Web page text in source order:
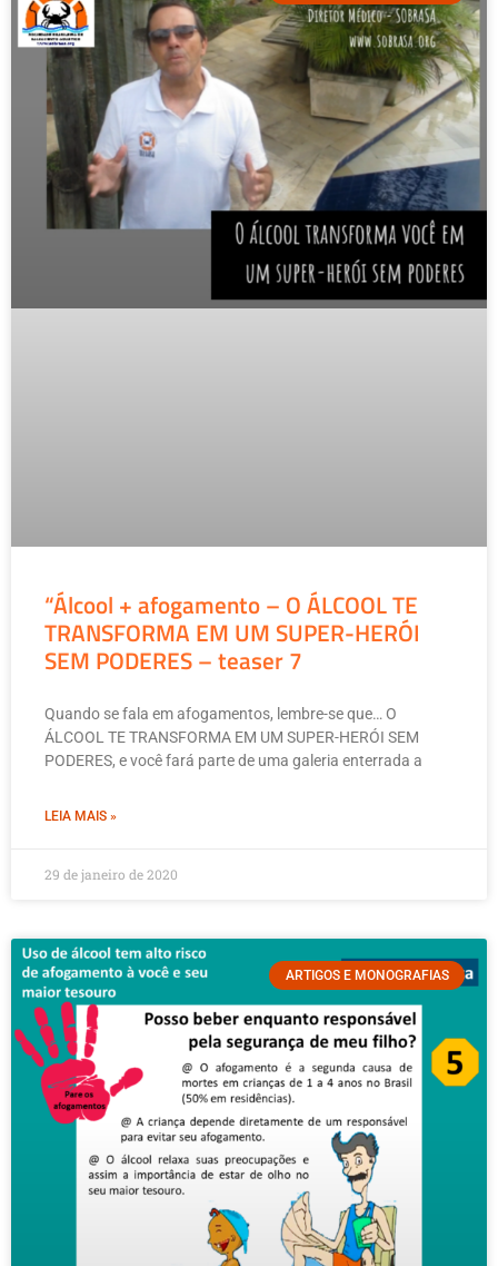
“Álcool + afogamento – O ÁLCOOL TE
TRANSFORMA EM UM SUPER-HERÓI
SEM PODERES – teaser 7
Quando se fala em afogamentos, lembre-se que… O
ÁLCOOL TE TRANSFORMA EM UM SUPER-HERÓI SEM
PODERES, e você fará parte de uma galeria enterrada a
LEIA MAIS »
29 de janeiro de 2020
ARTIGOS E MONOGRAFIAS